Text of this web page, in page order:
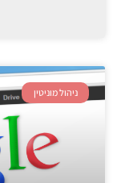
ניהול מוניטין